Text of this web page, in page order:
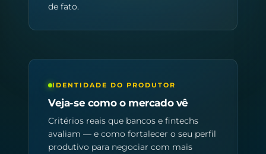
de fato.
IDENTIDADE DO PRODUTOR
Veja-se como o mercado vê
Critérios reais que bancos e fintechs
avaliam — e como fortalecer o seu perfil
produtivo para negociar com mais